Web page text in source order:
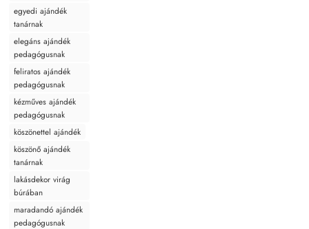
egyedi ajándék
tanárnak
elegáns ajándék
pedagógusnak
feliratos ajándék
pedagógusnak
kézműves ajándék
pedagógusnak
köszönettel ajándék
köszönő ajándék
tanárnak
lakásdekor virág
búrában
maradandó ajándék
pedagógusnak